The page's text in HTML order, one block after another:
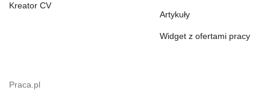
Kreator CV
Artykuły
Widget z ofertami pracy
Praca.pl